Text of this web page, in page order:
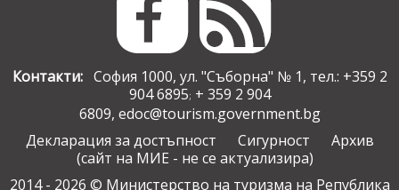
Контакти:София 1000, ул. "Съборна" № 1, тел.: +359 2
904 6895; + 359 2 904
6809, edoc@tourism.government.bg
Декларация за достъпност
Сигурност
Архив
(сайт на МИЕ - не се актуализира)
2014 - 2026 © Министерство на туризма на Република